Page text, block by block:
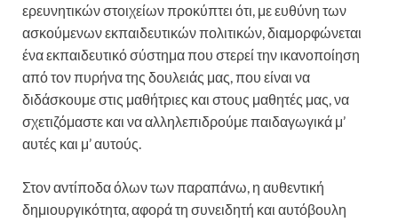
ερευνητικών στοιχείων προκύπτει ότι, με ευθύνη των
ασκούμενων εκπαιδευτικών πολιτικών, διαμορφώνεται
ένα εκπαιδευτικό σύστημα που στερεί την ικανοποίηση
από τον πυρήνα της δουλειάς μας, που είναι να
διδάσκουμε στις μαθήτριες και στους μαθητές μας, να
σχετιζόμαστε και να αλληλεπιδρούμε παιδαγωγικά μ’
αυτές και μ’ αυτούς.
Στον αντίποδα όλων των παραπάνω, η αυθεντική
δημιουργικότητα, αφορά τη συνειδητή και αυτόβουλη